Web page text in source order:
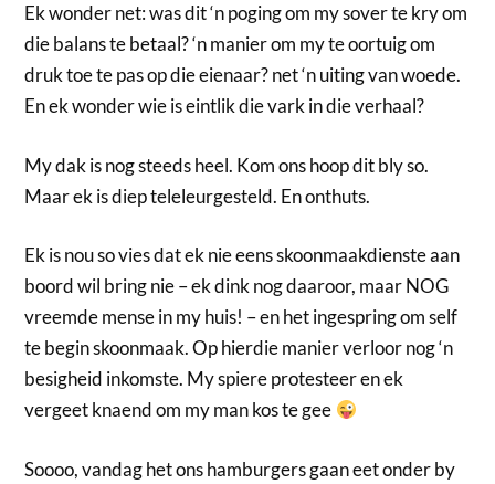
Ek wonder net: was dit ‘n poging om my sover te kry om
die balans te betaal? ‘n manier om my te oortuig om
druk toe te pas op die eienaar? net ‘n uiting van woede.
En ek wonder wie is eintlik die vark in die verhaal?
My dak is nog steeds heel. Kom ons hoop dit bly so.
Maar ek is diep teleleurgesteld. En onthuts.
Ek is nou so vies dat ek nie eens skoonmaakdienste aan
boord wil bring nie – ek dink nog daaroor, maar NOG
vreemde mense in my huis! – en het ingespring om self
te begin skoonmaak. Op hierdie manier verloor nog ‘n
besigheid inkomste. My spiere protesteer en ek
vergeet knaend om my man kos te gee
Soooo, vandag het ons hamburgers gaan eet onder by